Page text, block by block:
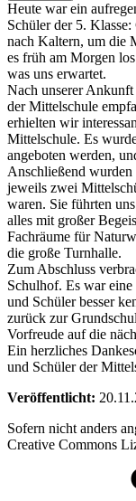
Heute war ein
Schüler der 5.
nach Kaltern, um die
es früh am Morgen
was uns erwartet.
Nach unserer
der Mittelschule
erhielten wir
Mittelschule. Es
angeboten werden,
Anschließend
jeweils zwei
waren. Sie führten
alles mit großer
Fachräume für
die große Turnhalle.
Zum Abschluss
Schulhof. Es war
und Schüler besser
zurück zur
Vorfreude auf die
Ein herzliches
und Schüler der
Veröffentlicht:
Sofern nicht anders
Creative Commons